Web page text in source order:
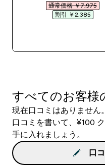
通常価格 ￥7,975‎
割引 ￥2,385‎
すべてのお客様
現在口コミはありません。
口コミを書いて、¥100
手に入れましょう。
口